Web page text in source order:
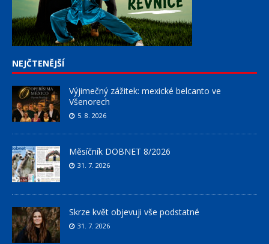
NEJČTENĚJŠÍ
Výjimečný zážitek: mexické belcanto ve
Všenorech
5. 8. 2026
Měsíčník DOBNET 8/2026
31. 7. 2026
Skrze květ objevuji vše podstatné
31. 7. 2026